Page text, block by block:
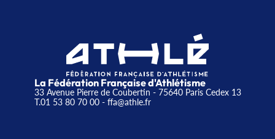
La Fédération Française d'Athlétisme
33 Avenue Pierre de Coubertin - 75640 Paris Cedex 13
T.01 53 80 70 00- ffa@athle.fr